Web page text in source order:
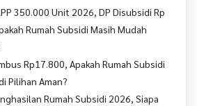
350.000 Unit 2026, DP Disubsidi Rp
Rumah Subsidi Masih Mudah
Rp17.800, Apakah Rumah Subsidi
Pilihan Aman?
Rumah Subsidi 2026, Siapa